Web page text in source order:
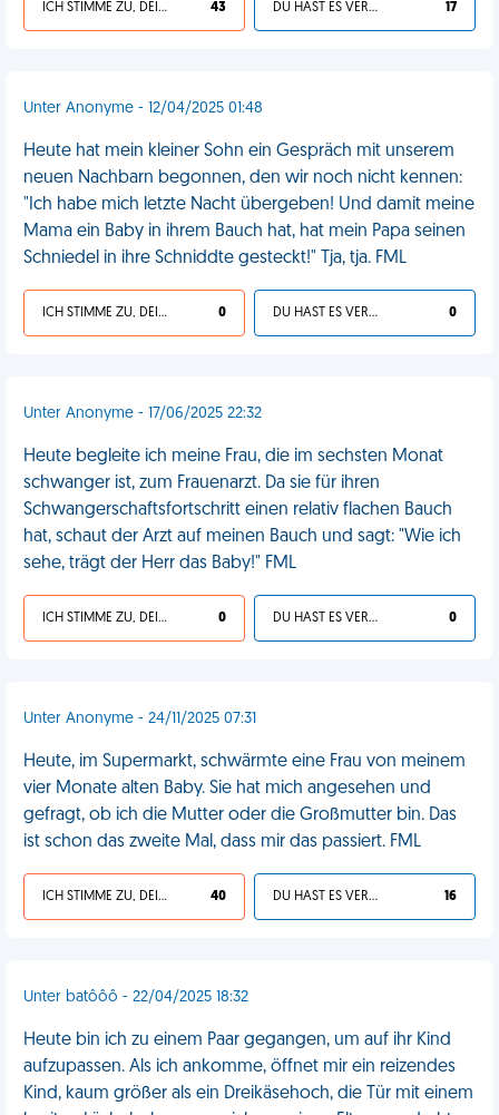
ICH STIMME ZU, DEIN LEBEN IST SCHEISSE 43 DU HAST ES VERDIENT 17
Unter Anonyme - 12/04/2025 01:48
Heute hat mein kleiner Sohn ein Gespräch mit unserem
neuen Nachbarn begonnen, den wir noch nicht kennen:
"Ich habe mich letzte Nacht übergeben! Und damit meine
Mama ein Baby in ihrem Bauch hat, hat mein Papa seinen
Schniedel in ihre Schniddte gesteckt!" Tja, tja. FML
ICH STIMME ZU, DEIN LEBEN IST SCHEISSE 0 DU HAST ES VERDIENT 0
Unter Anonyme - 17/06/2025 22:32
Heute begleite ich meine Frau, die im sechsten Monat
schwanger ist, zum Frauenarzt. Da sie für ihren
Schwangerschaftsfortschritt einen relativ flachen Bauch
hat, schaut der Arzt auf meinen Bauch und sagt: "Wie ich
sehe, trägt der Herr das Baby!" FML
ICH STIMME ZU, DEIN LEBEN IST SCHEISSE 0 DU HAST ES VERDIENT 0
Unter Anonyme - 24/11/2025 07:31
Heute, im Supermarkt, schwärmte eine Frau von meinem
vier Monate alten Baby. Sie hat mich angesehen und
gefragt, ob ich die Mutter oder die Großmutter bin. Das
ist schon das zweite Mal, dass mir das passiert. FML
ICH STIMME ZU, DEIN LEBEN IST SCHEISSE 40 DU HAST ES VERDIENT 16
Unter batôôô - 22/04/2025 18:32
Heute bin ich zu einem Paar gegangen, um auf ihr Kind
aufzupassen. Als ich ankomme, öffnet mir ein reizendes
Kind, kaum größer als ein Dreikäsehoch, die Tür mit einem